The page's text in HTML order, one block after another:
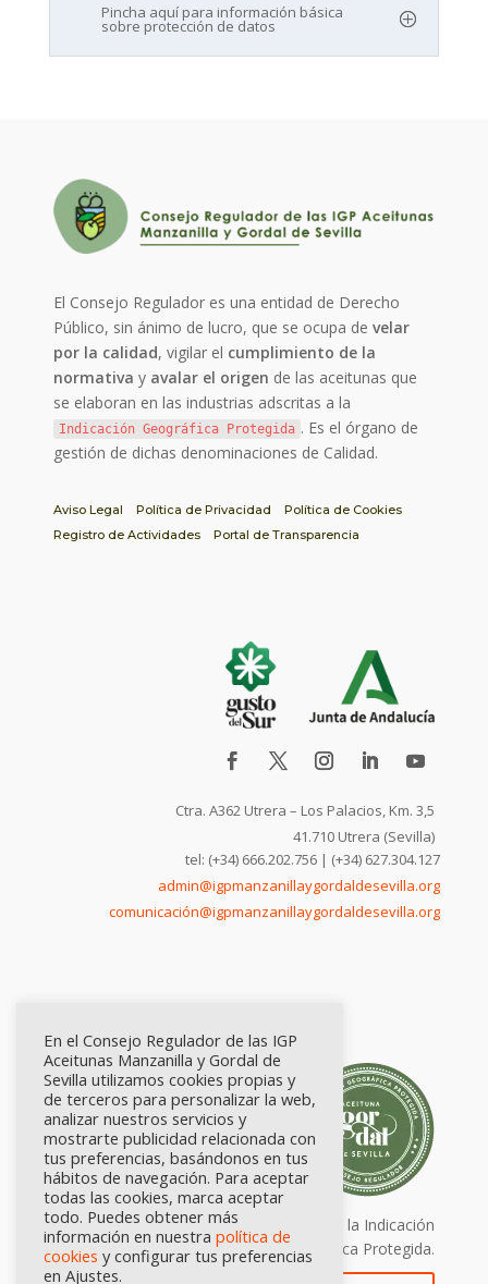
Pincha aquí para información básica
sobre protección de datos
El Consejo Regulador es una entidad de Derecho
Público, sin ánimo de lucro, que se ocupa develar
por la calidad, vigilar el cumplimiento de la
normativa y avalar el origen de las aceitunas que
se elaboran en las industrias adscritas a la
Indicación Geográfica Protegida . Es el órgano de
gestión de dichas denominaciones de Calidad.
Aviso Legal Política de Privacidad
Política de Cookies
Registro de Actividades
Portal de Transparencia
Ctra. A362 Utrera – Los Palacios, Km. 3,5
41.710 Utrera (Sevilla)
tel: (+34) 666.202.756 | (+34) 627.304.127
admin@igpmanzanillaygordaldesevilla.org
comunicación@igpmanzanillaygordaldesevilla.org
Calidad certificada por Origen. Sellos de la Indicación
Geográfica Protegida.
En el Consejo Regulador de las IGP
Aceitunas Manzanilla y Gordal de
Sevilla utilizamos cookies propias y
de terceros para personalizar la web,
analizar nuestros servicios y
mostrarte publicidad relacionada con
tus preferencias, basándonos en tus
hábitos de navegación. Para aceptar
todas las cookies, marca aceptar
todo. Puedes obtener más
información en nuestra política de
cookies y configurar tus preferencias
en Ajustes.